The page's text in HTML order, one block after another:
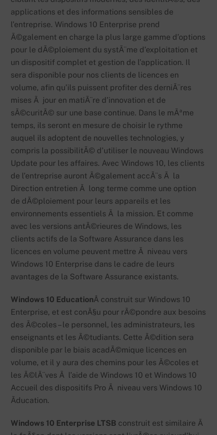
applications et des informations sensibles de
l’entreprise. Windows 10 Enterprise prend
Ã©galement en charge la plus large gamme d’options
pour le dÃ©ploiement du systÃ¨me d’exploitation et
un dispositif complet et gestion de l’application. Il
sera disponible pour nos clients de licences en
volume, afin qu’ils puissent profiter des derniÃ¨res
mises Ã jour en matiÃ¨re d’innovation et de
sÃ©curitÃ© sur une base continue. Dans le mÃªme
temps, ils seront en mesure de choisir le rythme
auquel ils adoptent de nouvelles technologies, y
compris la possibilitÃ© d’utiliser le nouveau Windows
Update pour les affaires. Avec Windows 10, les clients
de l’entreprise auront Ã©galement accÃ¨s Ã la
Direction entretien Ã long terme comme une option
de dÃ©ploiement pour leurs appareils et les
environnements essentiels Ã la mission. Et comme
avec les versions antÃ©rieures de Windows, les
clients actifs de la Software Assurance dans les
licences en volume peuvent mettre Ã niveau vers
Windows 10 Enterprise dans le cadre de leurs
avantages de la Software Assurance existants.
Windows 10 EducationÂ construit sur Windows 10
Enterprise, et est conÃ§u pour rÃ©pondre aux besoins
des Ã©coles – le personnel, les administrateurs, les
enseignants et les Ã©tudiants. Cette Ã©dition sera
disponible par le biais acadÃ©mique licences en
volume, et il y aura des chemins pour les Ã©coles et
les Ã©lÃ¨ves Ã l’aide de Windows 10 et Windows 10
Accueil des dispositifs Pro Ã niveau vers Windows 10
Ãducation.
Windows 10 Enterprise LTSB construit est similaire Ã